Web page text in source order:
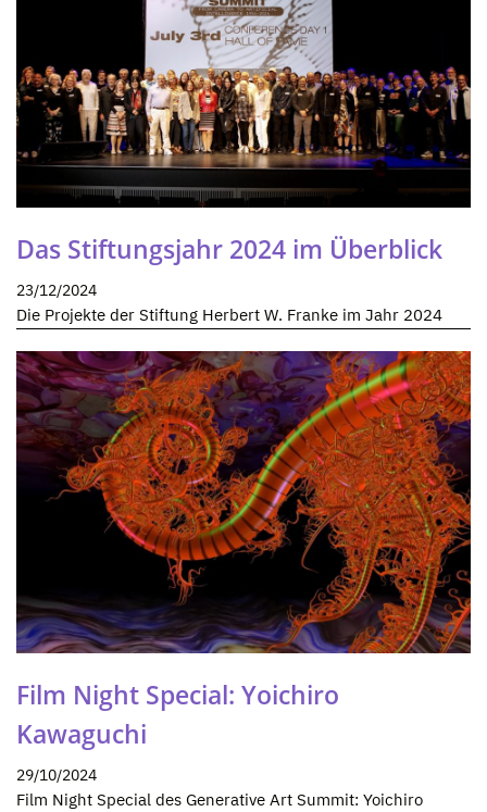
Das Stiftungsjahr 2024 im Überblick
23/12/2024
Die Projekte der Stiftung Herbert W. Franke im Jahr 2024
Film Night Special: Yoichiro
Kawaguchi
29/10/2024
Film Night Special des Generative Art Summit: Yoichiro